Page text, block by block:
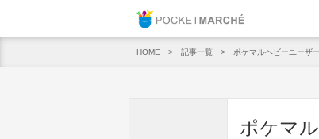
HOME 記事一覧 ポケマルヘビーユーザ
ポケマ